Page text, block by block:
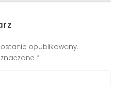
opublikowany.
*